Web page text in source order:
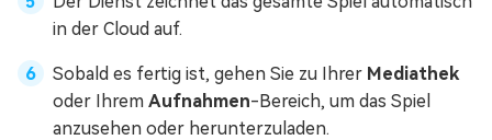
in der Cloud auf.
Sobald es fertig ist, gehen Sie zu Ihrer Mediathek
oder Ihrem Aufnahmen-Bereich, um das Spiel
anzusehen oder herunterzuladen.